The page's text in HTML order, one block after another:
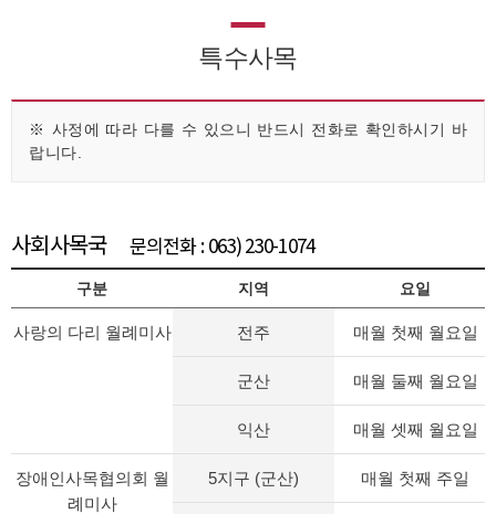
특수사목
※ 사정에 따라 다를 수 있으니 반드시 전화로 확인하시기 바
랍니다.
사회사목국 문의전화 : 063) 230-1074
구분 지역 요일
사랑의 다리 월례미사 전주 매월 첫째 월요일
군산 매월 둘째 월요일
익산 매월 셋째 월요일
장애인사목협의회 월
례미사
5지구 (군산) 매월 첫째 주일